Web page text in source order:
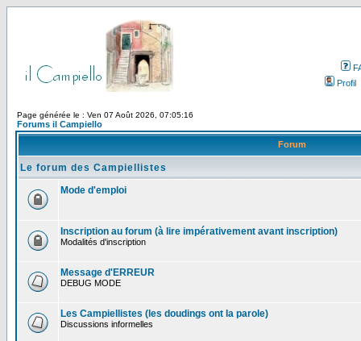
Profil
Page générée le : Ven 07 Août 2026, 07:05:16
Forums il Campiello
Forum
Le forum des Campiellistes
Mode d'emploi
Inscription au forum (à lire impérativement avant inscription)
Modalités d'inscription
Message d'ERREUR
DEBUG MODE
Les Campiellistes (les doudings ont la parole)
Discussions informelles